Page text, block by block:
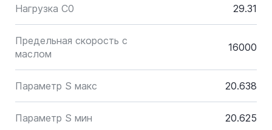
Нагрузка C0 29.31
Предельная скорость с
маслом
16000
Параметр S макс 20.638
Параметр S мин 20.625